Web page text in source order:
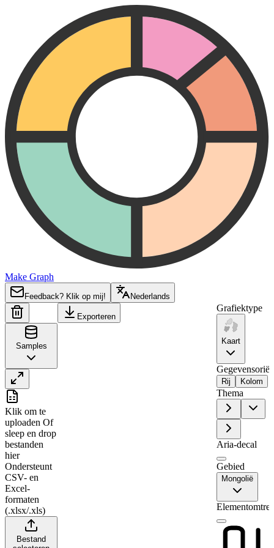
Make Graph
Feedback? Klik op mij! Nederlands
Samples
Region
Dornod
Bayan-Ölgiy
Hovd
Bayanhongor
1
2
3
4
5
6
8
Klik om te
uploaden Of
sleep en drop
bestanden
hier
Ondersteunt
CSV- en
Excel-
formaten
(.xlsx/.xls)
Bestand
Exporteren
Grafiektype
Kaart
Rij Kolom
Thema
Aria-decal
Gebied
Mongolië